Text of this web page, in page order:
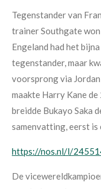
Tegenstander van
trainer Southgate
Engeland had het
tegenstander, maar
voorsprong via
maakte Harry Kane
breidde Bukayo Saka
samenvatting, eerst is
https://nos.nl/l/
De